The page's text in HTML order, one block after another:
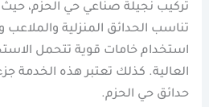
تركيب نجيلة صناعي حي الحزم،
تناسب الحدائق المنزلية والملاعب
استخدام خامات قوية تتحمل
العالية. كذلك تعتبر هذه الخدمة
حدائق حي الحزم.